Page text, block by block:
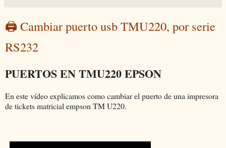
🖨 Cambiar puerto usb TMU220, por serie
RS232
PUERTOS EN TMU220 EPSON
En este vídeo explicamos como cambiar el puerto de una impresora
de tickets matricial empson TM U220.